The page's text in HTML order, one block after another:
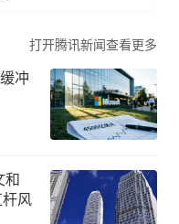
打开腾讯新闻查看更多
冲
和
风